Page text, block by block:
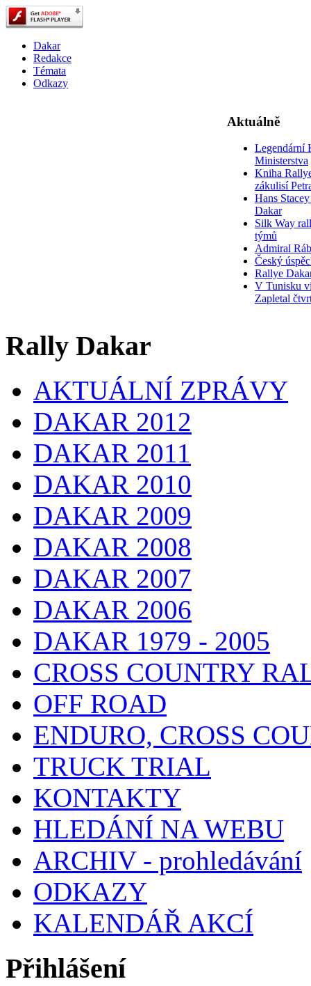
Dakar
Redakce
Témata
Odkazy
Aktuálně
Legendární
Ministerstva
Kniha
zákulisí
Hans
Dakar
Silk Way
týmů
Admiral
Český
Rallye
V Tunisku
Zapletal
Rally Dakar
AKTUÁLNÍ ZPRÁVY
DAKAR 2012
DAKAR 2011
DAKAR 2010
DAKAR 2009
DAKAR 2008
DAKAR 2007
DAKAR 2006
DAKAR 1979 - 2005
CROSS COUNTRY
OFF ROAD
ENDURO, CROSS
TRUCK TRIAL
KONTAKTY
HLEDÁNÍ NA WEBU
ARCHIV - prohledávání
ODKAZY
KALENDÁŘ AKCÍ
Přihlášení